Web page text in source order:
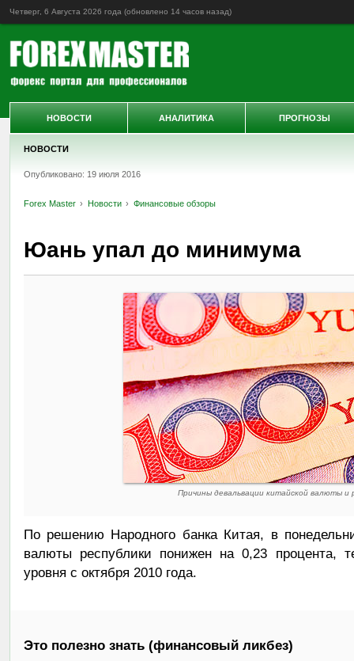
Четверг, 6 Августа 2026 года (обновлено 14 часов назад)
НОВОСТИ
Опубликовано: 19 июля 2016
Forex Master Новости Финансовые обзоры
Юань упал до минимума
Причины девальвации китайской валюты и
По решению Народного банка Китая, в
валюты республики понижен на 0,23 процента,
уровня с октября 2010 года.
Это полезно знать (финансовый ликбез)
НОВОСТИ АНАЛИТИКА ПРОГНОЗЫ